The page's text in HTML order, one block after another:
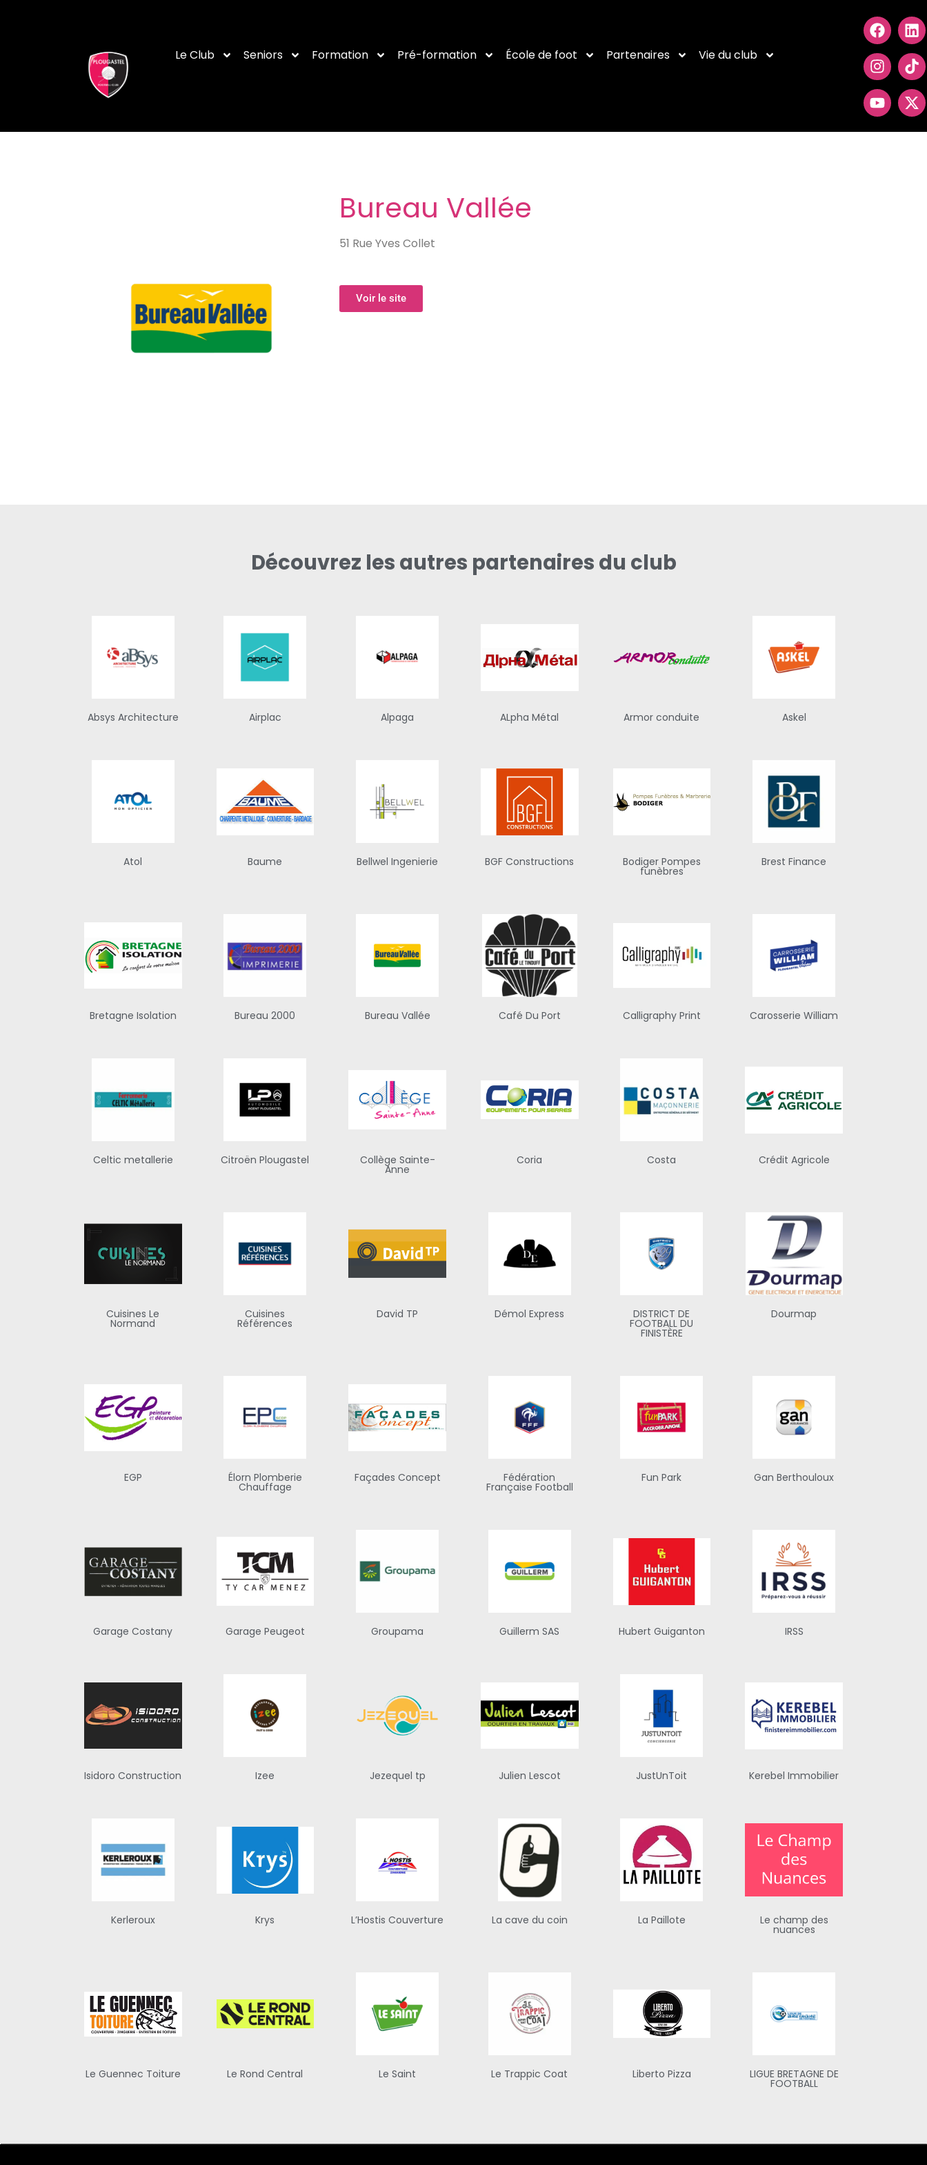
Le Club Seniors Formation Pré-formation École de foot Partenaires Vie du club
Bureau Vallée
51 Rue Yves Collet
Voir le site
Découvrez les autres partenaires du club
Absys Architecture Airplac Alpaga ALpha Métal Armor conduite Askel
Atol Baume Bellwel Ingenierie BGF Constructions Bodiger Pompes
funèbres
Brest Finance
Bretagne Isolation Bureau 2000 Bureau Vallée Café Du Port Calligraphy Print Carosserie William
Celtic metallerie Citroën Plougastel Collège Sainte-
Anne
Coria Costa Crédit Agricole
Cuisines Le
Normand
Cuisines
Références
David TP Démol Express DISTRICT DE
FOOTBALL DU
FINISTÈRE
Dourmap
EGP Élorn Plomberie
Chauffage
Façades Concept Fédération
Française Football
Fun Park Gan Berthouloux
Garage Costany Garage Peugeot Groupama Guillerm SAS Hubert Guiganton IRSS
Isidoro Construction Izee Jezequel tp Julien Lescot JustUnToit Kerebel Immobilier
Kerleroux Krys L’Hostis Couverture La cave du coin La Paillote Le champ des
nuances
Le Guennec Toiture Le Rond Central Le Saint Le Trappic Coat Liberto Pizza LIGUE BRETAGNE DE
FOOTBALL